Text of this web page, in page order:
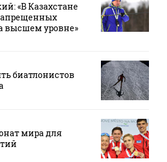
«В Казахстане
высшем уровне»
биатлонистов
мира для